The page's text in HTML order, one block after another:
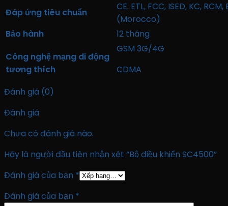
Đáp ứng tiêu chuẩn
CE. ETL, FCC, ISED, KC,
(Morocco)
Bảo hành
12 tháng
Công nghệ mạng di động
tương thích
GSM 3G/4G
CDMA
Đánh giá (0)
Đánh giá
Chưa có đánh giá nào.
Hãy là người đầu tiên nhận xét “Bộ điều khiển SC4500”
Đánh giá của bạn *
Đánh giá của bạn *